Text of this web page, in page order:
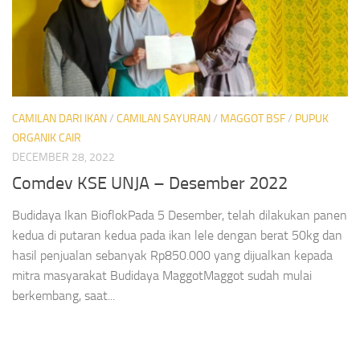
CAMILAN DARI IKAN/ CAMILAN SAYURAN/ MAGGOT BSF/ PUPUK
ORGANIK CAIR
DECEMBER 28, 2022
Comdev KSE UNJA – Desember 2022
Budidaya Ikan BioflokPada 5 Desember, telah dilakukan panen
kedua di putaran kedua pada ikan lele dengan berat 50kg dan
hasil penjualan sebanyak Rp850.000 yang dijualkan kepada
mitra masyarakat Budidaya MaggotMaggot sudah mulai
berkembang, saat...